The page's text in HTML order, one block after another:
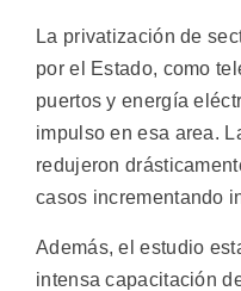
La privatización de
por el Estado, como
puertos y energía
impulso en esa area.
redujeron
casos incrementando
Además, el estudio
intensa capacitación